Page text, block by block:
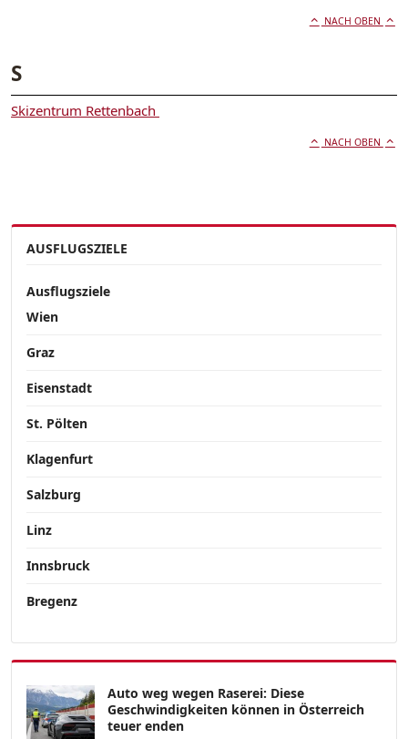
NACH OBEN
S
Skizentrum Rettenbach
NACH OBEN
AUSFLUGSZIELE
Ausflugsziele
Wien
Graz
Eisenstadt
St. Pölten
Klagenfurt
Salzburg
Linz
Innsbruck
Bregenz
Auto weg wegen Raserei: Diese
Geschwindigkeiten können in Österreich
teuer enden